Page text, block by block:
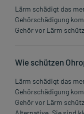
Lärm schädigt das
Gehörschädigung
Gehör vor Lärm
Wie schützen
Lärm schädigt das
Gehörschädigung
Gehör vor Lärm